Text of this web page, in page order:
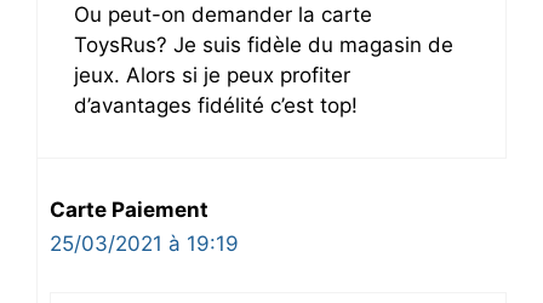
Ou peut-on demander la carte
ToysRus? Je suis fidèle du magasin de
jeux. Alors si je peux profiter
d’avantages fidélité c’est top!
Carte Paiement
25/03/2021 à 19:19